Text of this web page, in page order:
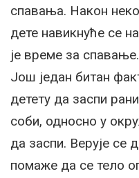
спавања. Након
дете навикнуће се
је време за спавање.
Још један битан
детету да заспи
соби, односно у
да заспи. Верује се
помаже да се тело